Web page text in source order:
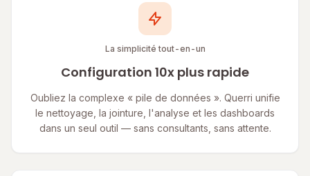
La simplicité tout-en-un
Configuration 10x plus rapide
Oubliez la complexe « pile de données ». Querri unifie
le nettoyage, la jointure, l'analyse et les dashboards
dans un seul outil — sans consultants, sans attente.